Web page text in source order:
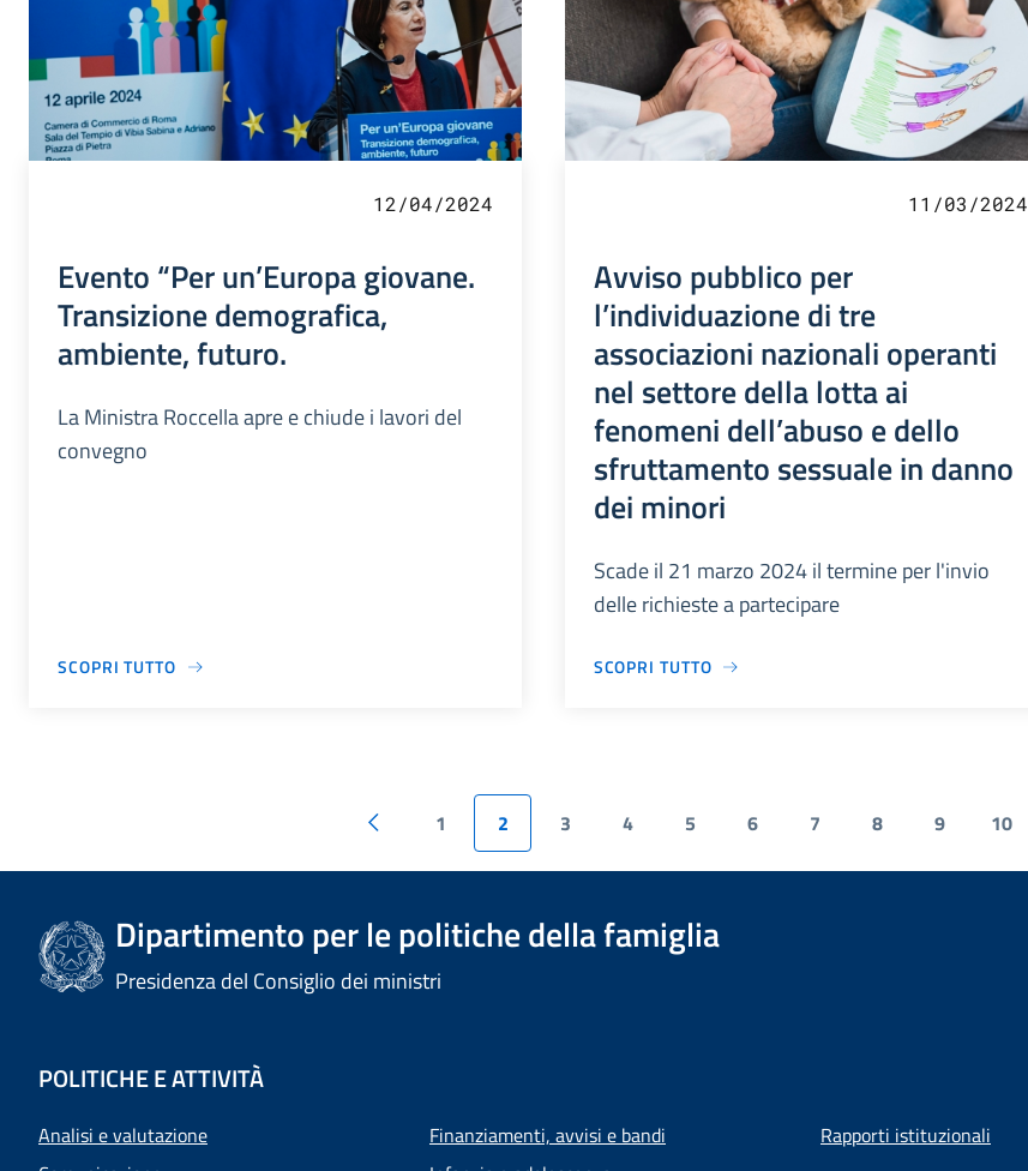
12/04/2024
Evento “Per un’Europa giovane.
Transizione demografica,
ambiente, futuro.
La Ministra Roccella apre e chiude i lavori del
convegno
SCOPRI TUTTO
11/03/2024
Avviso pubblico per
l’individuazione di tre
associazioni nazionali operanti
nel settore della lotta ai
fenomeni dell’abuso e dello
sfruttamento sessuale in danno
dei minori
Scade il 21 marzo 2024 il termine per l'invio
delle richieste a partecipare
SCOPRI TUTTO
1 2 3 4 5 6 7 8 9 10
Dipartimento per le politiche della famiglia
Presidenza del Consiglio dei ministri
POLITICHE E ATTIVITÀ
Analisi e valutazione
Finanziamenti, avvisi e bandi
Rapporti istituzionali